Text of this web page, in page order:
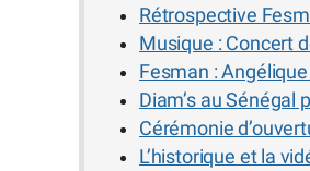
Rétrospective
Musique : Concert
Fesman :
Diam’s au Sénégal
Cérémonie
L’historique et la